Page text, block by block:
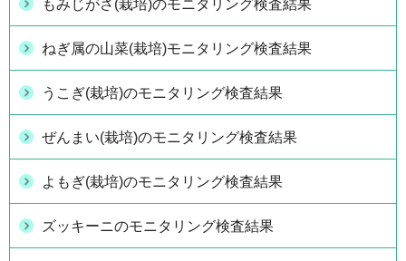
もみじがさ(栽培)のモニタリング検査結果
ねぎ属の山菜(栽培)モニタリング検査結果
うこぎ(栽培)のモニタリング検査結果
ぜんまい(栽培)のモニタリング検査結果
よもぎ(栽培)のモニタリング検査結果
ズッキーニのモニタリング検査結果